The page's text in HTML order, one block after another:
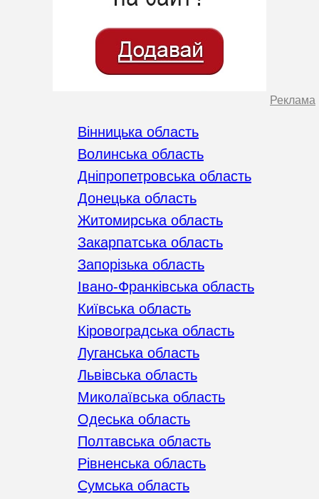
Реклама
Вінницька область
Волинська область
Дніпропетровська область
Донецька область
Житомирська область
Закарпатська область
Запорізька область
Івано-Франківська область
Київська область
Кіровоградська область
Луганська область
Львівська область
Миколаївська область
Одеська область
Полтавська область
Рівненська область
Сумська область